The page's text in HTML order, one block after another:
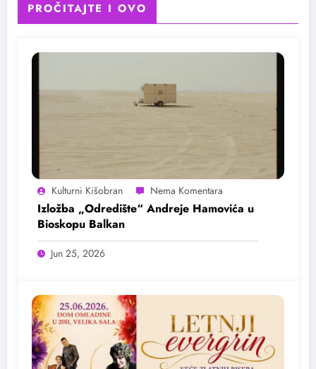
PROČITAJTE I OVO
Kulturni Kišobran
Izložba „Odredište“ Andreje Hamovića u
Bioskopu Balkan
Jun 25, 2026